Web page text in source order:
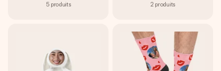
5 produits 2 produits